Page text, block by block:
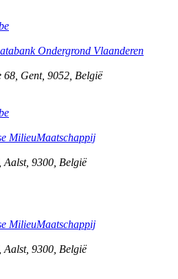
Ondergrond Vlaanderen
68 Gent, 9052 België
MilieuMaatschappij
Aalst, 9300 België
MilieuMaatschappij
Aalst, 9300 België